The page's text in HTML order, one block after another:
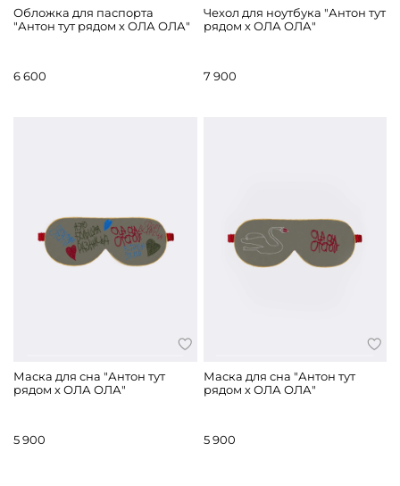
Обложка для паспорта
"Антон тут рядом х ОЛА ОЛА"
6 600
Чехол для ноутбука "Антон тут
рядом х ОЛА ОЛА"
7 900
Маска для сна "Антон тут
рядом х ОЛА ОЛА"
5 900
Маска для сна "Антон тут
рядом х ОЛА ОЛА"
5 900